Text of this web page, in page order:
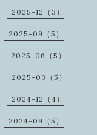
2025-12（3）
2025-09（5）
2025-06（5）
2025-03（5）
2024-12（4）
2024-09（5）